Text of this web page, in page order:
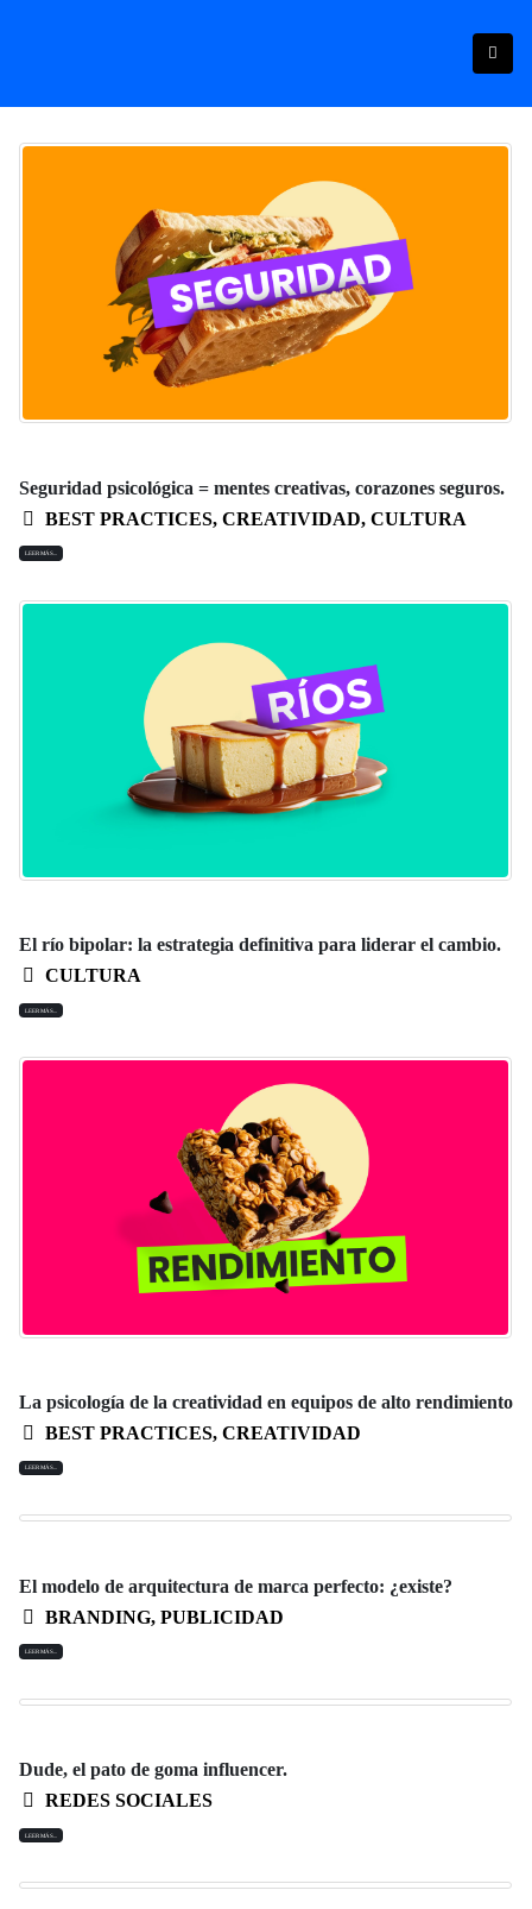
Seguridad psicológica = mentes creativas, corazones seguros.
BEST PRACTICES, CREATIVIDAD, CULTURA
LEER MÁS...
El río bipolar: la estrategia definitiva para liderar el cambio.
CULTURA
LEER MÁS...
La psicología de la creatividad en equipos de alto rendimiento
BEST PRACTICES, CREATIVIDAD
LEER MÁS...
El modelo de arquitectura de marca perfecto: ¿existe?
BRANDING, PUBLICIDAD
LEER MÁS...
Dude, el pato de goma influencer.
REDES SOCIALES
LEER MÁS...